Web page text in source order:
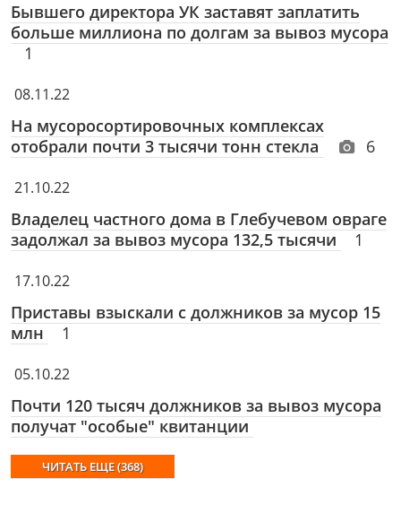
Бывшего директора УК заставят заплатить
больше миллиона по долгам за вывоз мусора
1
08.11.22
На мусоросортировочных комплексах
отобрали почти 3 тысячи тонн стекла
6
21.10.22
Владелец частного дома в Глебучевом овраге
задолжал за вывоз мусора 132,5 тысячи
1
17.10.22
Приставы взыскали с должников за мусор 15
млн
1
05.10.22
Почти 120 тысяч должников за вывоз мусора
получат "особые" квитанции
ЧИТАТЬ ЕЩЕ (368)